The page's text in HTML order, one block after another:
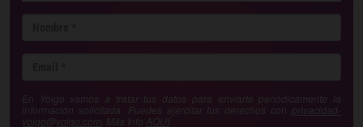
En Yoigo vamos a tratar tus datos para enviarte periódicamente la
información solicitada. Puedes ejercitar tus derechos con privacidad-
yoigo@yoigo.com . Más Info AQUÍ